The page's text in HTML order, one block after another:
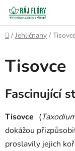
Přejít
obsah
Domů
/ Jehličnany /
Tisovce
Fascinující
Tisovce (
dokážou
proslavily jejich